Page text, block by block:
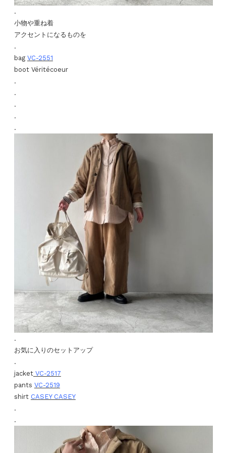
.
小物や重ね着
アクセントになるものを
.
bag VC-2551
boot Véritécoeur
.
.
.
.
.
.
お気に入りのセットアップ
.
jacket VC-2517
pants VC-2519
shirt CASEY CASEY
.
.